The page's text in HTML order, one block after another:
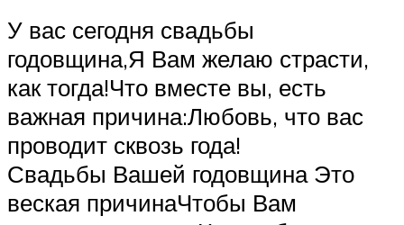
У вас сегодня свадьбы
годовщина,Я Вам желаю страсти,
как тогда!Что вместе вы, есть
важная причина:Любовь, что вас
проводит сквозь года!
Свадьбы Вашей годовщина Это
веская причинаЧтобы Вам